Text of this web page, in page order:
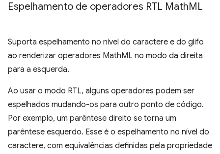
Espelhamento de operadores RTL MathML
Suporta espelhamento no nível do caractere e do glifo
ao renderizar operadores MathML no modo da direita
para a esquerda.
Ao usar o modo RTL, alguns operadores podem ser
espelhados mudando-os para outro ponto de código.
Por exemplo, um parêntese direito se torna um
parêntese esquerdo. Esse é o espelhamento no nível do
caractere, com equivalências definidas pela propriedade